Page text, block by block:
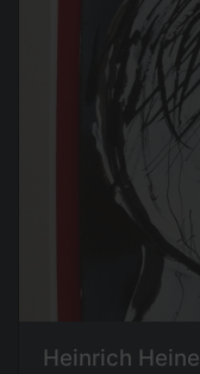
Heinrich Heine